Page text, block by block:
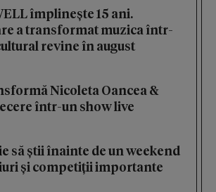
împlinește 15 ani.
a transformat muzica într-
revine în august
Nicoleta Oancea &
într-un show live
să știi înainte de un weekend
și competiții importante